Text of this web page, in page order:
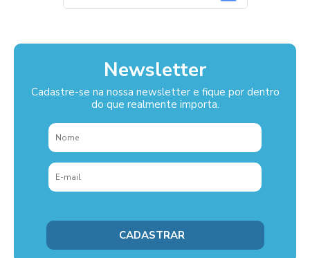
Newsletter
Cadastre-se na nossa newsletter e fique por dentro
do que realmente importa.